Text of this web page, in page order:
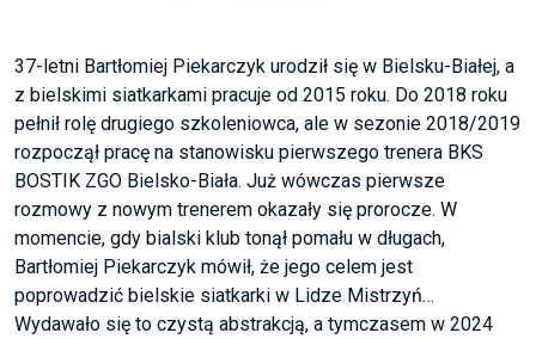
37-letni Bartłomiej Piekarczyk urodził się w Bielsku-Białej, a
z bielskimi siatkarkami pracuje od 2015 roku. Do 2018 roku
pełnił rolę drugiego szkoleniowca, ale w sezonie 2018/2019
rozpoczął pracę na stanowisku pierwszego trenera BKS
BOSTIK ZGO Bielsko-Biała. Już wówczas pierwsze
rozmowy z nowym trenerem okazały się prorocze. W
momencie, gdy bialski klub tonął pomału w długach,
Bartłomiej Piekarczyk mówił, że jego celem jest
poprowadzić bielskie siatkarki w Lidze Mistrzyń…
Wydawało się to czystą abstrakcją, a tymczasem w 2024